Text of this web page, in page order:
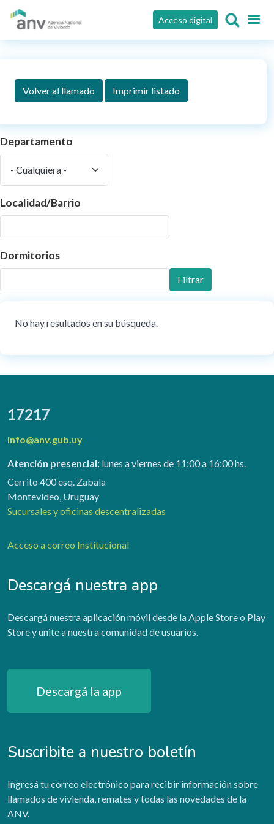
Pasar al contenido principal
Acceso digital
Volver al llamado Imprimir listado
Departamento
Localidad/Barrio
Dormitorios
Filtrar
No hay resultados en su búsqueda.
17217
info@anv.gub.uy
Atención presencial: lunes a viernes de 11:00 a 16:00 hs.
Cerrito 400 esq. Zabala
Montevideo, Uruguay
Sucursales y oficinas descentralizadas
Acceso a correo Institucional
Descargá nuestra app
Descargá nuestra aplicación móvil desde la Apple Store o Play
Store y unite a nuestra comunidad de usuarios.
Descargá la app
Suscribite a nuestro boletín
Ingresá tu correo electrónico para recibir información sobre
llamados de vivienda, remates y todas las novedades de la
ANV.